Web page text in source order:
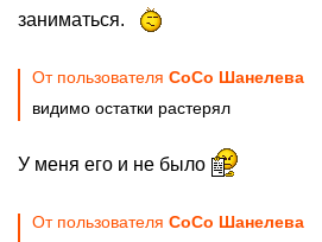
заниматься.
От пользователя CoCo Шанелева
видимо остатки растерял
У меня его и не было
От пользователя CoCo Шанелева